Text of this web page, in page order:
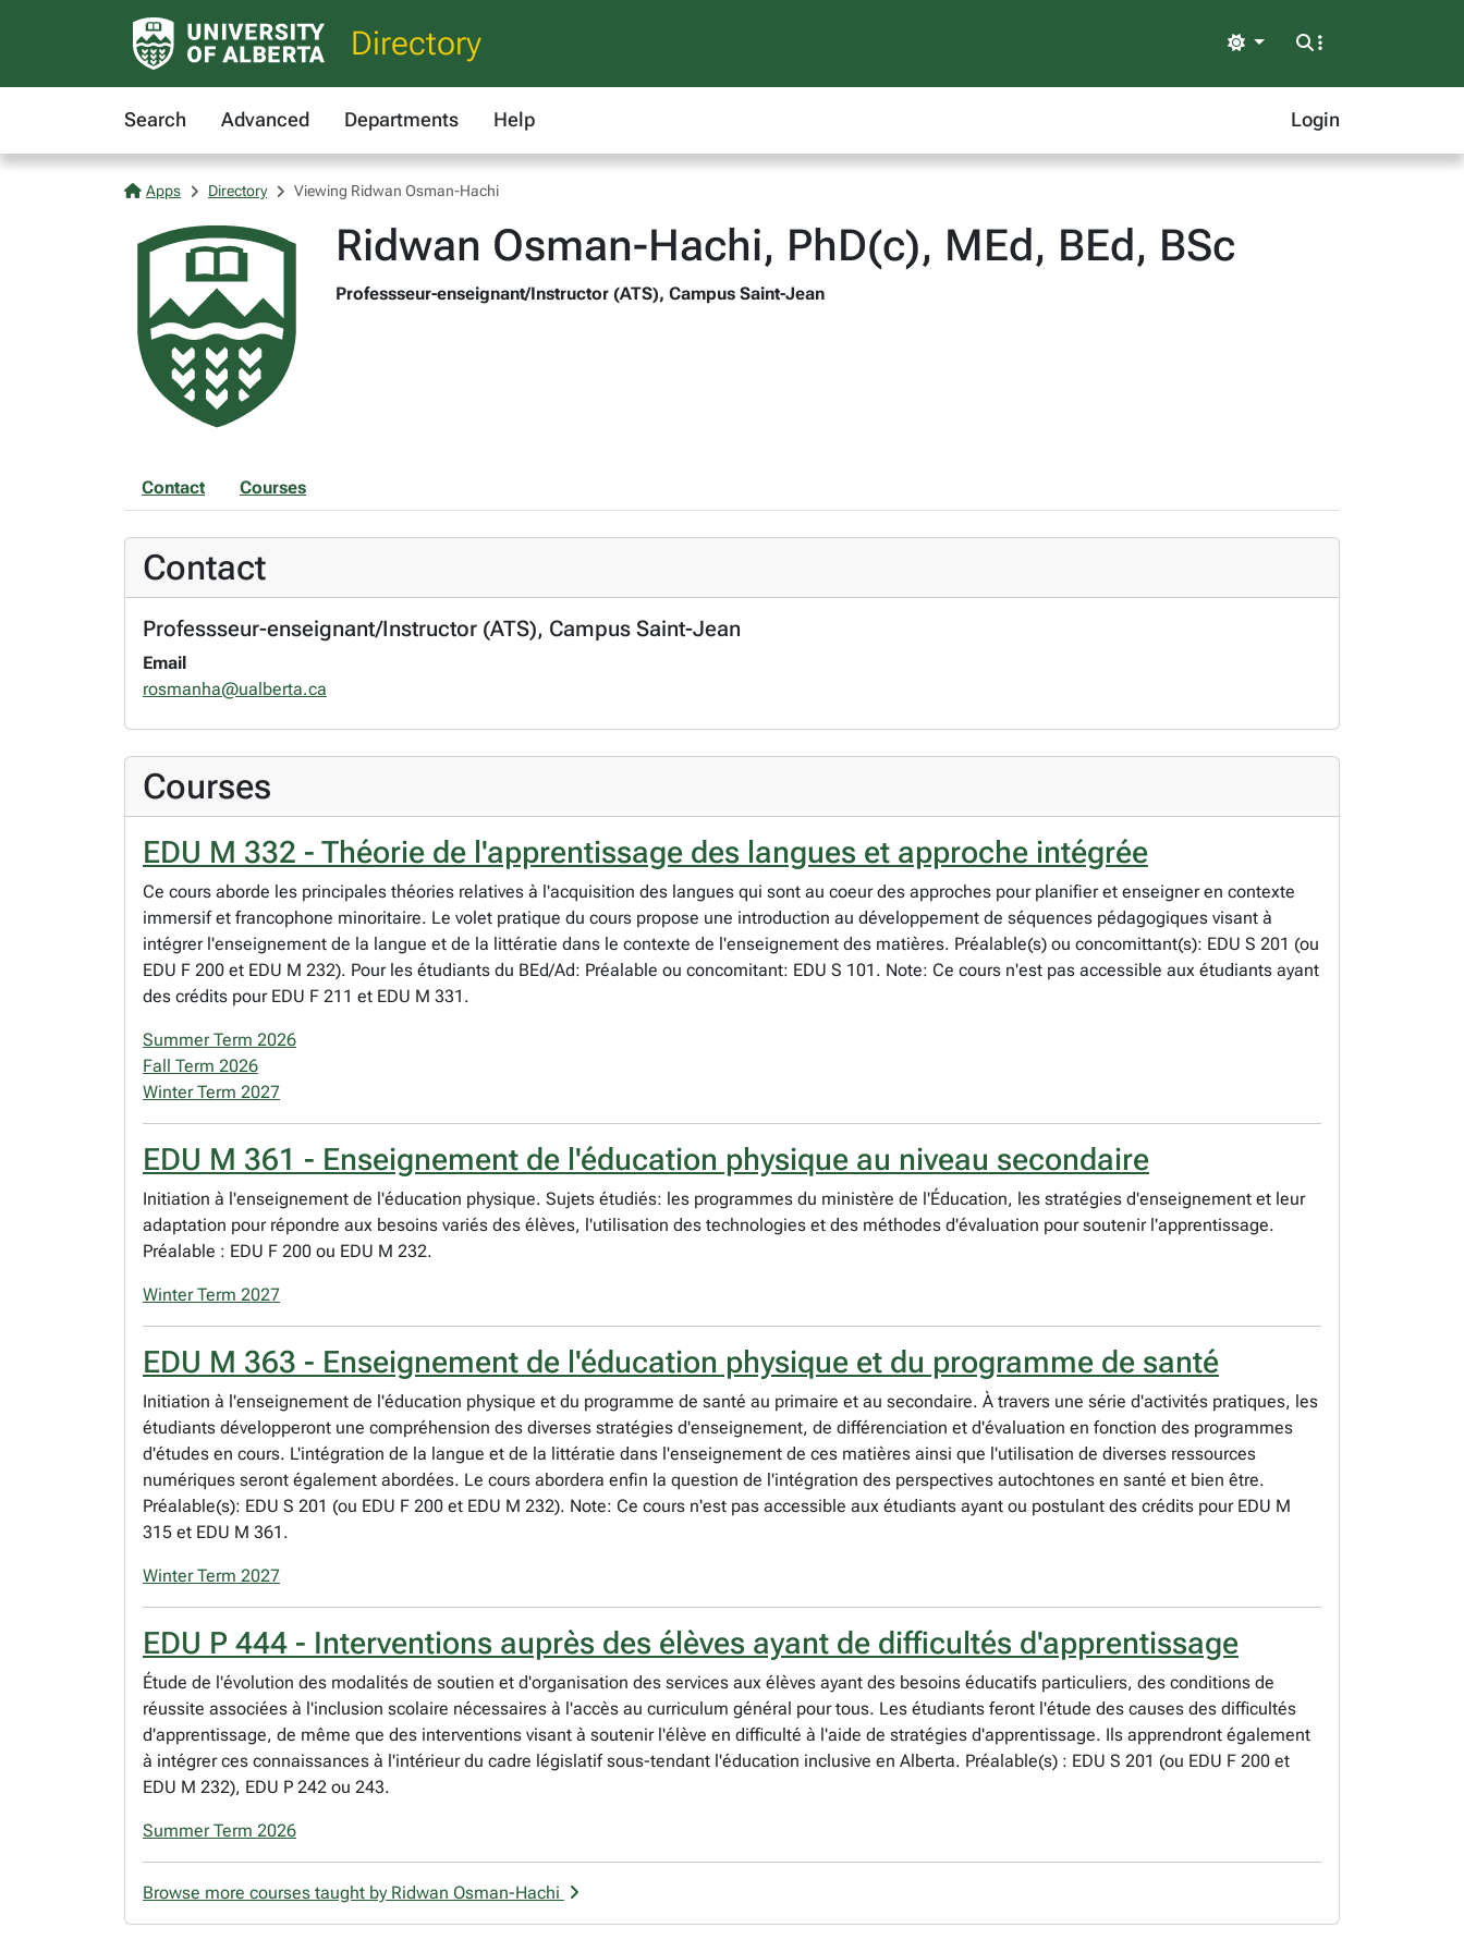
Directory Light
Search Advanced Departments Help Login
Apps Directory Viewing Ridwan Osman-Hachi
Ridwan Osman-Hachi, PhD(c), MEd, BEd, BSc
Professseur-enseignant/Instructor (ATS), Campus Saint-Jean
Contact Courses
Contact
Professseur-enseignant/Instructor (ATS), Campus Saint-Jean
Email
rosmanha@ualberta.ca
Courses
EDU M 332 - Théorie de l'apprentissage des langues et approche intégrée
Ce cours aborde les principales théories relatives à l'acquisition des langues qui sont au coeur des approches pour planifier et enseigner en contexte
immersif et francophone minoritaire. Le volet pratique du cours propose une introduction au développement de séquences pédagogiques visant à
intégrer l'enseignement de la langue et de la littératie dans le contexte de l'enseignement des matières. Préalable(s) ou concomittant(s): EDU S 201 (ou
EDU F 200 et EDU M 232). Pour les étudiants du BEd/Ad: Préalable ou concomitant: EDU S 101. Note: Ce cours n'est pas accessible aux étudiants ayant
des crédits pour EDU F 211 et EDU M 331.
Summer Term 2026
Fall Term 2026
Winter Term 2027
EDU M 361 - Enseignement de l'éducation physique au niveau secondaire
Initiation à l'enseignement de l'éducation physique. Sujets étudiés: les programmes du ministère de l'Éducation, les stratégies d'enseignement et leur
adaptation pour répondre aux besoins variés des élèves, l'utilisation des technologies et des méthodes d'évaluation pour soutenir l'apprentissage.
Préalable : EDU F 200 ou EDU M 232.
Winter Term 2027
EDU M 363 - Enseignement de l'éducation physique et du programme de santé
Initiation à l'enseignement de l'éducation physique et du programme de santé au primaire et au secondaire. À travers une série d'activités pratiques, les
étudiants développeront une compréhension des diverses stratégies d'enseignement, de différenciation et d'évaluation en fonction des programmes
d'études en cours. L'intégration de la langue et de la littératie dans l'enseignement de ces matières ainsi que l'utilisation de diverses ressources
numériques seront également abordées. Le cours abordera enfin la question de l'intégration des perspectives autochtones en santé et bien être.
Préalable(s): EDU S 201 (ou EDU F 200 et EDU M 232). Note: Ce cours n'est pas accessible aux étudiants ayant ou postulant des crédits pour EDU M
315 et EDU M 361.
Winter Term 2027
EDU P 444 - Interventions auprès des élèves ayant de difficultés d'apprentissage
Étude de l'évolution des modalités de soutien et d'organisation des services aux élèves ayant des besoins éducatifs particuliers, des conditions de
réussite associées à l'inclusion scolaire nécessaires à l'accès au curriculum général pour tous. Les étudiants feront l'étude des causes des difficultés
d'apprentissage, de même que des interventions visant à soutenir l'élève en difficulté à l'aide de stratégies d'apprentissage. Ils apprendront également
à intégrer ces connaissances à l'intérieur du cadre législatif sous-tendant l'éducation inclusive en Alberta. Préalable(s) : EDU S 201 (ou EDU F 200 et
EDU M 232), EDU P 242 ou 243.
Summer Term 2026
Browse more courses taught by Ridwan Osman-Hachi